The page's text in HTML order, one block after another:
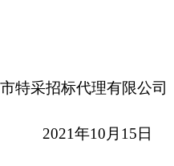
特采招标代理有限公司
2021年10 月 15日